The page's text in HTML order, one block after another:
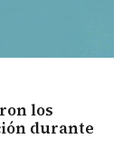
los
durante